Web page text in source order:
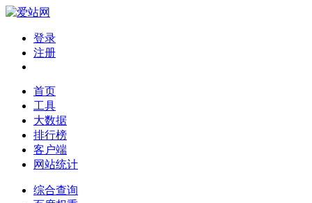
登录
注册
首页
工具
大数据
排行榜
客户端
网站统计
综合查询